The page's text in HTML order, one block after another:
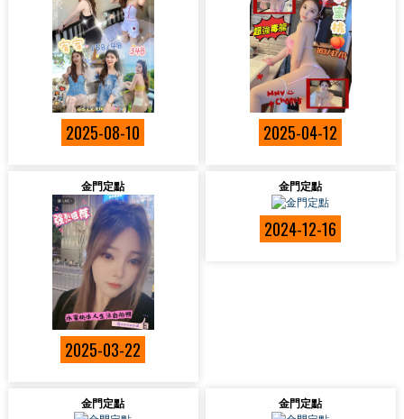
2025-08-10 2025-04-12
金門定點
2025-03-22
金門定點
2024-12-16
金門定點 金門定點